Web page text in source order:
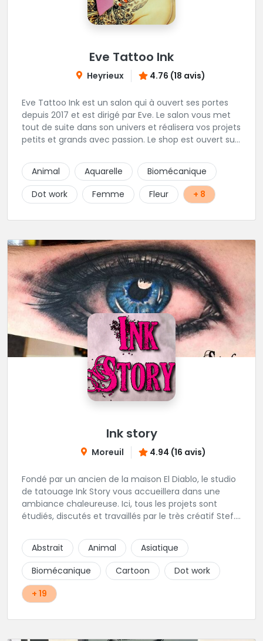
Eve Tattoo Ink
Heyrieux 4.76 (18 avis)
Eve Tattoo Ink est un salon qui à ouvert ses portes
depuis 2017 et est dirigé par Eve. Le salon vous met
tout de suite dans son univers et réalisera vos projets
petits et grands avec passion. Le shop est ouvert sur
Joignable par SMS pour toutes demande de RDV
Animal Aquarelle
Biomécanique
Dot work
Femme Fleur + 8
Ink story
Moreuil 4.94 (16 avis)
Fondé par un ancien de la maison El Diablo, le studio
de tatouage Ink Story vous accueillera dans une
ambiance chaleureuse. Ici, tous les projets sont
étudiés, discutés et travaillés par le très créatif Stef.
Abstrait
Animal
Asiatique
Biomécanique
Cartoon
Dot work
+ 19